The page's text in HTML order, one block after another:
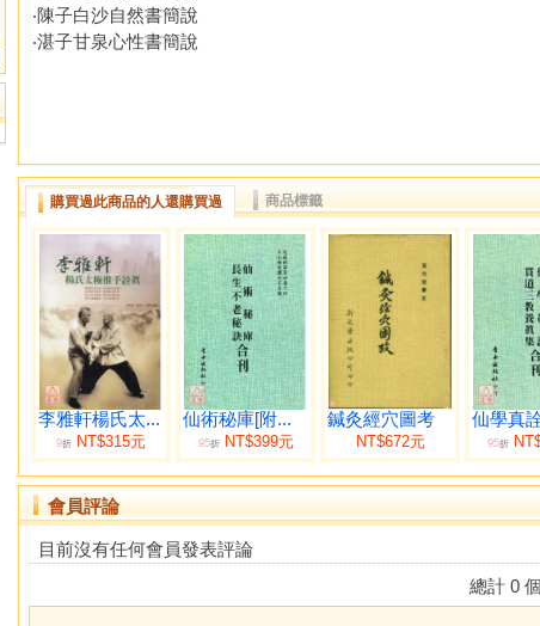
‧陳子白沙自然書簡說
‧湛子甘泉心性書簡說
購買過此商品的人還購買過 商品標籤
李雅軒楊氏太...
9折 NT$315元
仙術秘庫[附...
95折NT$399元
鍼灸經穴圖考
NT$672元
仙學真
95折
會員評論
目前沒有任何會員發表評論
總計 0